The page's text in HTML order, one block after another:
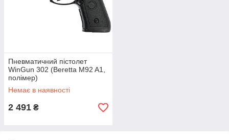
Пневматичний пістолет
WinGun 302 (Beretta M92 A1,
полімер)
Немає в наявності
2 491 ₴